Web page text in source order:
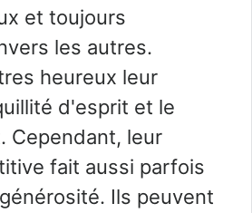
et toujours
les autres.
heureux leur
d'esprit et le
Cependant, leur
fait aussi parfois
Ils peuvent